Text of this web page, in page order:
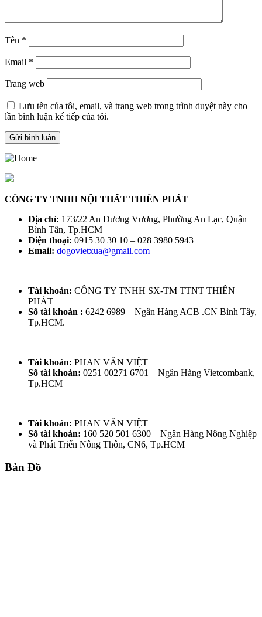
Tên *
Email *
Trang web
Lưu tên của tôi, email, và trang web trong trình duyệt này cho
lần bình luận kế tiếp của tôi.
CÔNG TY TNHH NỘI THẤT THIÊN PHÁT
Địa chỉ: 173/22 An Dương Vương, Phường An Lạc, Quận
Bình Tân, Tp.HCM
Điện thoại: 0915 30 30 10 – 028 3980 5943
Email: dogovietxua@gmail.com
Tài khoản: CÔNG TY TNHH SX-TM TTNT THIÊN
PHÁT
Số tài khoản : 6242 6989 – Ngân Hàng ACB .CN Bình Tây,
Tp.HCM.
Tài khoản: PHAN VĂN VIỆT
Số tài khoản: 0251 00271 6701 – Ngân Hàng Vietcombank,
Tp.HCM
Tài khoản: PHAN VĂN VIỆT
Số tài khoản: 160 520 501 6300 – Ngân Hàng Nông Nghiệp
và Phát Triển Nông Thôn, CN6, Tp.HCM
Bản Đồ